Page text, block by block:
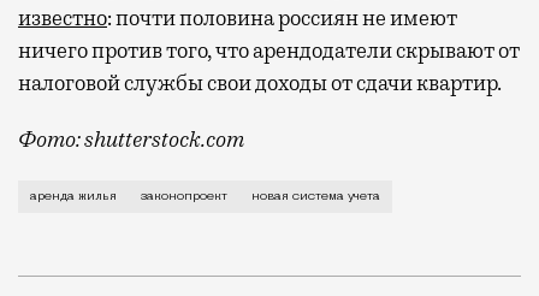
известно: почти половина россиян не имеют
ничего против того, что арендодатели скрывают от
налоговой службы свои доходы от сдачи квартир.
Фото: shutterstock.com
В министерстве таким образом говорят: хватит
аренда жилья законопроект новая система учета